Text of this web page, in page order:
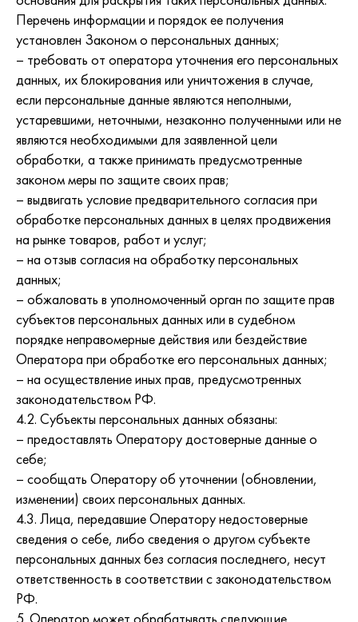
Перечень информации и порядок ее получения
установлен Законом о персональных данных;
– требовать от оператора уточнения его персональных
данных, их блокирования или уничтожения в случае,
если персональные данные являются неполными,
устаревшими, неточными, незаконно полученными или не
являются необходимыми для заявленной цели
обработки, а также принимать предусмотренные
законом меры по защите своих прав;
– выдвигать условие предварительного согласия при
обработке персональных данных в целях продвижения
на рынке товаров, работ и услуг;
– на отзыв согласия на обработку персональных
данных;
– обжаловать в уполномоченный орган по защите прав
субъектов персональных данных или в судебном
порядке неправомерные действия или бездействие
Оператора при обработке его персональных данных;
– на осуществление иных прав, предусмотренных
законодательством РФ.
4.2. Субъекты персональных данных обязаны:
– предоставлять Оператору достоверные данные о
себе;
– сообщать Оператору об уточнении (обновлении,
изменении) своих персональных данных.
4.3. Лица, передавшие Оператору недостоверные
сведения о себе, либо сведения о другом субъекте
персональных данных без согласия последнего, несут
ответственность в соответствии с законодательством
РФ.